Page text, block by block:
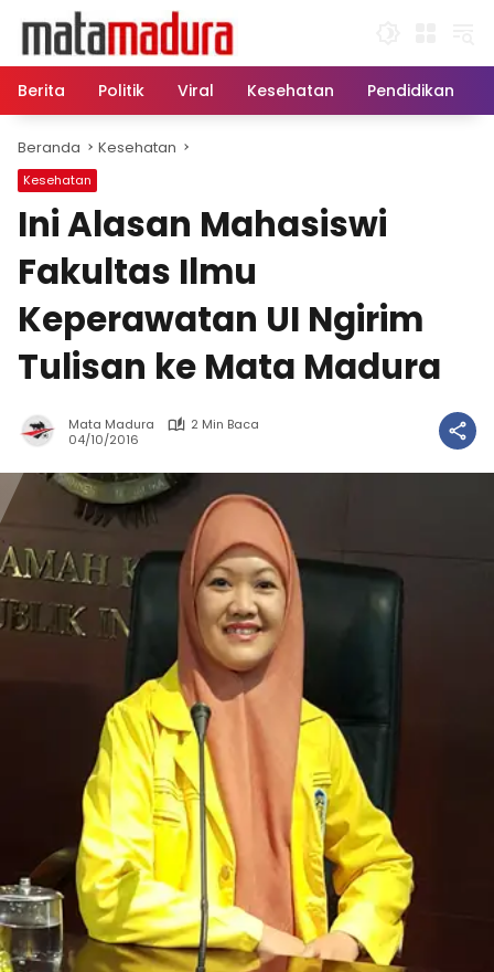
konten
Berita
Politik Viral Kesehatan Pendidikan
Beranda Kesehatan
Kesehatan
Ini Alasan Mahasiswi
Fakultas Ilmu
Keperawatan UI Ngirim
Tulisan ke Mata Madura
Mata Madura
2 Min Baca
04/10/2016